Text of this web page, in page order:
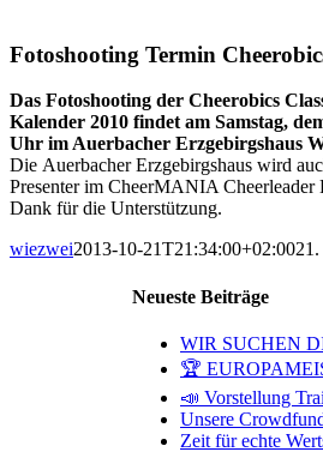
Fotoshooting Termin
Das Fotoshooting der Cheerobics
Kalender 2010 findet am Samstag,
Uhr im Auerbacher Erzgebirgshaus
Die Auerbacher Erzgebirgshaus wird
Presenter im CheerMANIA Cheerleader
Dank für die Unterstützung.
wiezwei2013-10-21T21:34:00+02:00
Neueste Beiträge
WIR SUCHEN
🏆
📣 Vorstellung
Unsere
Zeit für echte